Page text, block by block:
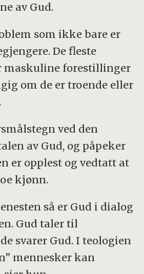
av Gud.
som ikke bare er
De fleste
maskuline forestillinger
om de er troende eller
ved den
av Gud, og påpeker
er opplest og vedtatt at
kjønn.
så er Gud i dialog
Gud taler til
svarer Gud. I teologien
mennesker kan